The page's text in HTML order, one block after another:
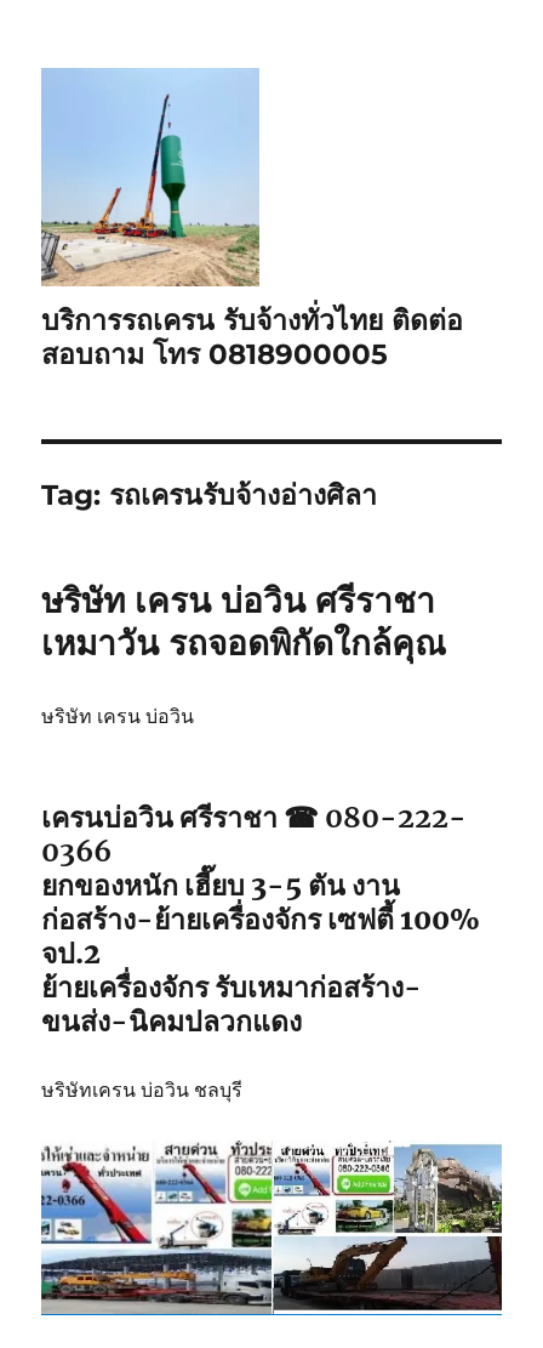
บริการรถเครน รับจ้างทั่วไทย ติดต่อ
สอบถาม โทร 0818900005
Tag: รถเครนรับจ้างอ่างศิลา
ษริษัท เครน บ่อวิน ศรีราชา
เหมาวัน รถจอดพิกัดใกล้คุณ
ษริษัท เครน บ่อวิน
เครนบ่อวิน ศรีราชา ☎ 080-222-
0366
ยกของหนัก เฮี๊ยบ 3-5 ตัน งาน
ก่อสร้าง-ย้ายเครื่องจักร เซฟตี้ 100%
จป.2
ย้ายเครื่องจักร รับเหมาก่อสร้าง-
ขนส่ง-นิคมปลวกแดง
ษริษัทเครน บ่อวิน ชลบุรี